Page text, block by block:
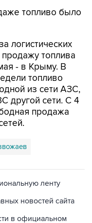
топливо было
логистических
топлива
- в Крыму. В
топливо
из сети АЗС,
другой сети. С 4
продажа
ленту
новостей сайта
в официальном